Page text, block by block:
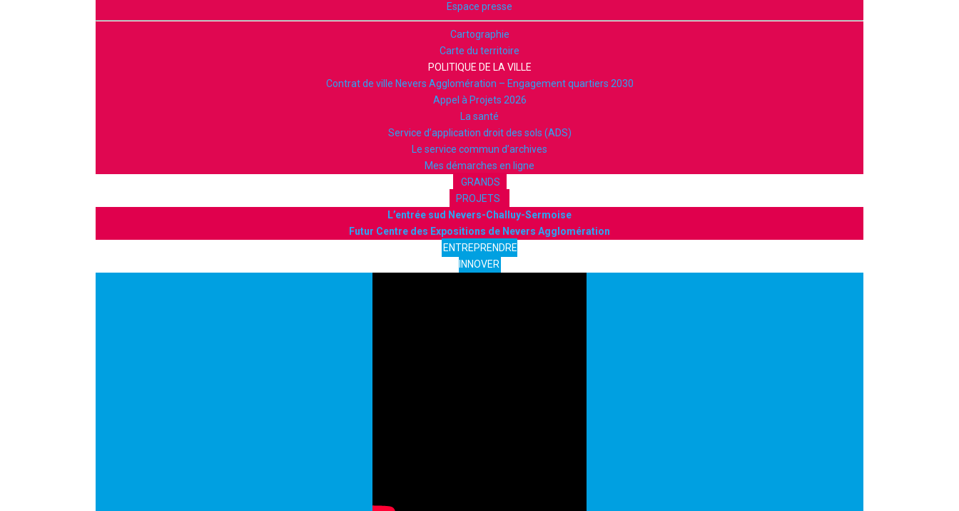
Espace presse
Cartographie
Carte du territoire
POLITIQUE DE LA VILLE
Contrat de ville Nevers Agglomération – Engagement quartiers 2030
Appel à Projets 2026
La santé
Service d’application droit des sols (ADS)
Le service commun d’archives
Mes démarches en ligne
GRANDS
PROJETS
L’entrée sud Nevers-Challuy-Sermoise
Futur Centre des Expositions de Nevers Agglomération
ENTREPRENDRE
INNOVER